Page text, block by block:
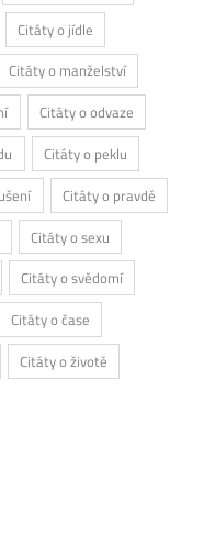
Citáty o jídle
Citáty o manželství
Citáty o odvaze
Citáty o peklu
Citáty o pravdě
Citáty o sexu
Citáty o svědomí
Citáty o čase
Citáty o životě